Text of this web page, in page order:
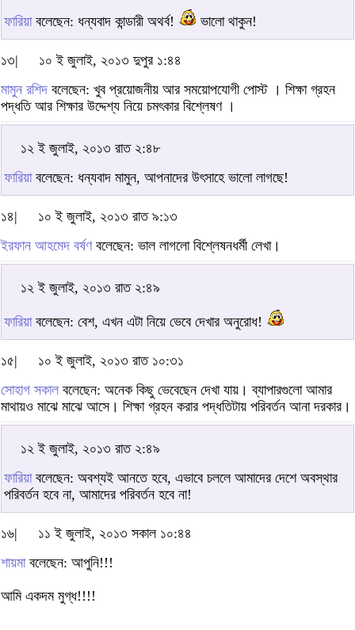
ফারিয়াবলেছেন: ধন্যবাদ কান্ডারী অথর্ব! ভালো থাকুন!
১৩|
১০ ই জুলাই, ২০১৩ দুপুর ১:৪৪
মামুন রশিদ বলেছেন: খুব প্রয়োজনীয় আর সময়োপযোগী পোস্ট । শিক্ষা গ্রহন
পদ্ধতি আর শিক্ষার উদ্দেশ্য নিয়ে চমৎকার বিশ্লেষণ ।
১২ ই জুলাই, ২০১৩ রাত ২:৪৮
ফারিয়াবলেছেন: ধন্যবাদ মামুন, আপনাদের উৎসাহে ভালো লাগছে!
১৪|
১০ ই জুলাই, ২০১৩ রাত ৯:১৩
ইরফান আহমেদ বর্ষণবলেছেন: ভাল লাগলো বিশ্লেষনধর্মী লেখা।
১২ ই জুলাই, ২০১৩ রাত ২:৪৯
ফারিয়াবলেছেন: বেশ, এখন এটা নিয়ে ভেবে দেখার অনুরোধ!
১৫|
১০ ই জুলাই, ২০১৩ রাত ১০:৩১
সোহাগ সকাল বলেছেন: অনেক কিছু ভেবেছেন দেখা যায়। ব্যাপারগুলো আমার
মাথায়ও মাঝে মাঝে আসে। শিক্ষা গ্রহন করার পদ্ধতিটায় পরিবর্তন আনা দরকার।
১২ ই জুলাই, ২০১৩ রাত ২:৪৯
ফারিয়াবলেছেন: অবশ্যই আনতে হবে, এভাবে চললে আমাদের দেশে অবস্থার
পরিবর্তন হবে না, আমাদের পরিবর্তন হবে না!
১৬|
১১ ই জুলাই, ২০১৩ সকাল ১০:৪৪
শায়মাবলেছেন: আপুনি!!!
আমি একদম মুগ্ধ!!!!